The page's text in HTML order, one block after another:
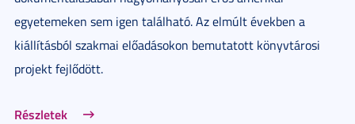
egyetemeken sem igen található. Az elmúlt években a
kiállításból szakmai előadásokon bemutatott könyvtárosi
projekt fejlődött.
Részletek